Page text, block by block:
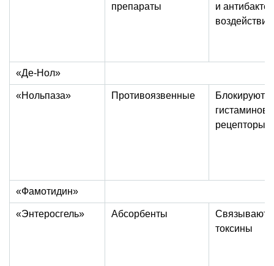
препараты
и
воздействие
«Де-Нол»
«Нольпаза» Противоязвенные
Блокируют
рецепторы
«Фамотидин»
«Энтеросгель» Абсорбенты
Связывают
токсины